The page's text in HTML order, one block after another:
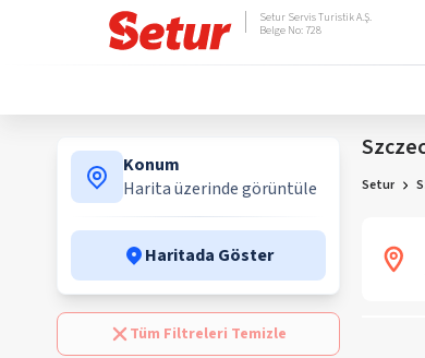
Setur Servis Turistik A.Ş.
Belge No: 728
Konum
Harita üzerinde görüntüle
Haritada Göster
Tüm Filtreleri Temizle
Setur